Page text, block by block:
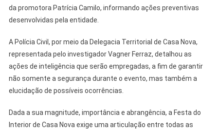
da promotora Patrícia Camilo, informando ações preventivas
desenvolvidas pela entidade.
A Polícia Civil, por meio da Delegacia Territorial de Casa Nova,
representada pelo investigador Vagner Ferraz, detalhou as
ações de inteligência que serão empregadas, a fim de garantir
não somente a segurança durante o evento, mas também a
elucidação de possíveis ocorrências.
Dada a sua magnitude, importância e abrangência, a Festa do
Interior de Casa Nova exige uma articulação entre todas as